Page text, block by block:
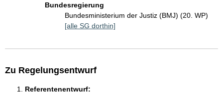
Bundesregierung
Bundesministerium der Justiz (BMJ) (20. WP)
[alle SG dorthin]
Zu Regelungsentwurf
Referentenentwurf: